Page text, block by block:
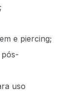
e piercing;
uso